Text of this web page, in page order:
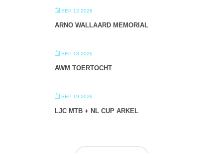
SEP 12 2026
ARNO WALLAARD MEMORIAL
SEP 13 2026
AWM TOERTOCHT
SEP 19 2026
LJC MTB + NL CUP ARKEL